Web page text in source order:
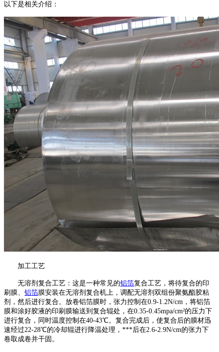
以下是相关介绍：
加工工艺
无溶剂复合工艺：这是一种常见的铝箔复合工艺，将待复合的印
刷膜、 铝箔膜安装在无溶剂复合机上，调配无溶剂双组份聚氨酯胶粘
剂，然后进行复合。放卷铝箔膜时，张力控制在0.9-1.2N/cm，将铝箔
膜和涂好胶液的印刷膜输送到复合辊处，在0.35-0.45mpa/cm²的压力下
进行复合，同时温度控制在40-43℃。复合完成后，使复合后的膜材迅
速经过22-28℃的冷却辊进行降温处理，***后在2.6-2.9N/cm的张力下
卷取成卷并干固。